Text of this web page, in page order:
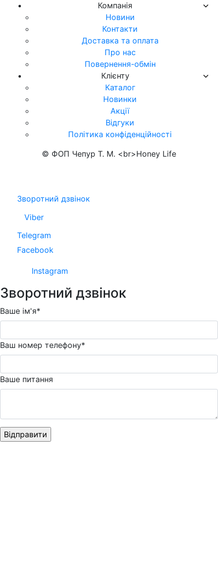
Компанія
Новини
Контакти
Доставка та оплата
Про нас
Повернення-обмін
Клієнту
Каталог
Новинки
Акції
Відгуки
Політика конфіденційності
© ФОП Чепур Т. М. <br>Honey Life
Зворотний дзвінок
Viber
Telegram
Facebook
Instagram
Зворотний дзвінок
Ваше ім'я*
Ваш номер телефону*
Ваше питання